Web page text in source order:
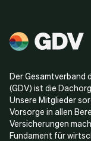
Der Gesamtverband
(GDV) ist die
Unsere Mitglieder
Vorsorge in allen
Versicherungen
Fundament für